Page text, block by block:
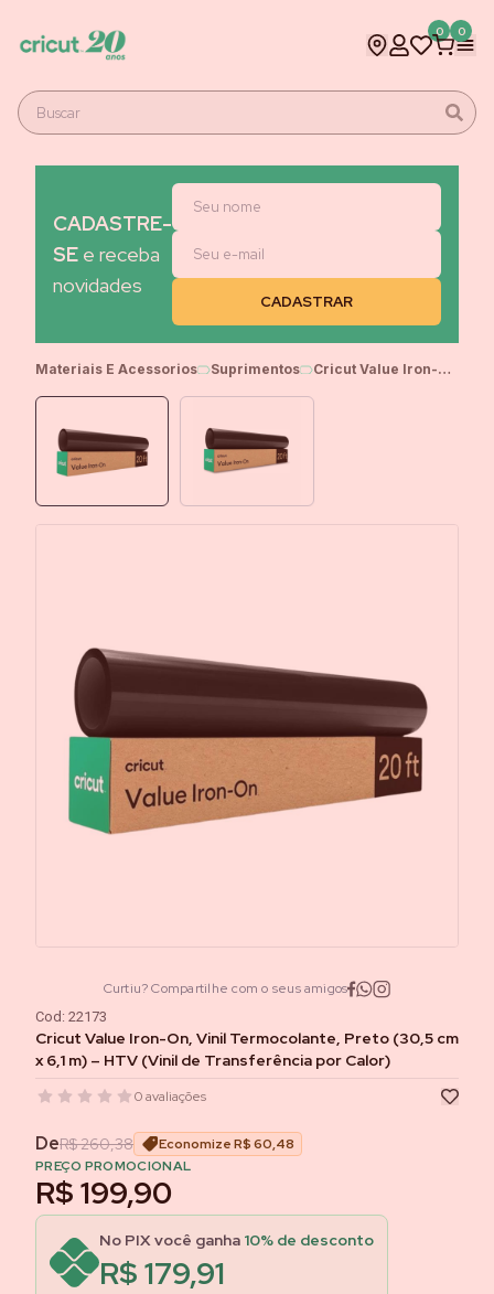
0 0
CADASTRE-
SE e receba
novidades
Materiais E Acessorios Suprimentos Cricut Value Iron-On, Vinil Termocolante, Preto (30,5 cm x 6,1 m) – HTV (Vinil de Transferência por Calor)
Curtiu? Compartilhe com o seus amigos
Cod: 22173
Cricut Value Iron-On, Vinil Termocolante, Preto (30,5 cm
x 6,1 m) – HTV (Vinil de Transferência por Calor)
0avaliações
DeR$ 260,38 EconomizeR$ 60,48
PREÇO PROMOCIONAL
R$ 199,90
No PIX você ganha 10% de desconto
R$ 179,91